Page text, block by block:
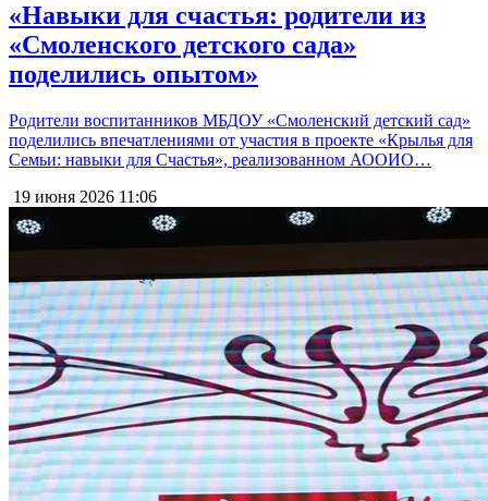
«Навыки для счастья: родители из
«Смоленского детского сада»
поделились опытом»
Родители воспитанников МБДОУ «Смоленский детский сад»
поделились впечатлениями от участия в проекте «Крылья для
Семьи: навыки для Счастья», реализованном АООИО…
19 июня 2026 11:06